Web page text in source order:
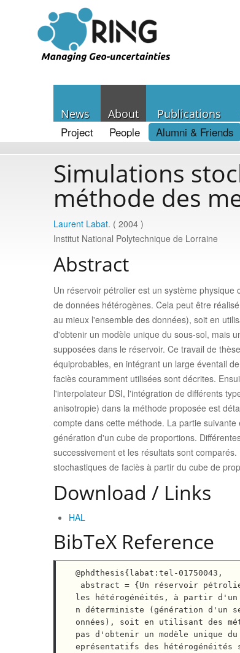
News About Publications
Project People Alumni & Friends
Simulations
méthode des
Laurent Labat. ( 2004 )
Institut National Polytechnique de Lorraine
Abstract
Un réservoir pétrolier est un système
de données hétérogènes. Cela peut être
au mieux l'ensemble des données), soit en
d'obtenir un modèle unique du sous-sol, mais
supposées dans le réservoir. Ce travail de
équiprobables, en intégrant un large éventail
faciès couramment utilisées sont décrites.
l'interpolateur DSI, l'intégration de différents
anisotropie) dans la méthode proposée est
compte dans cette méthode. La partie
génération d'un cube de proportions.
successivement et les résultats sont
stochastiques de faciès à partir du cube de
Download / Links
HAL
BibTeX Reference
@phdthesis{labat:tel-01750043,
les hétérogénéités, à partir d'un
n déterministe (génération d'un
onnées), soit en utilisant des
pas d'obtenir un modèle unique
eprésentatifs des hétérogénéités